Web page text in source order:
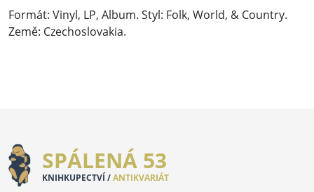
Formát: Vinyl, LP, Album. Styl: Folk, World, & Country.
Země: Czechoslovakia.
SPÁLENÁ 53
KNIHKUPECTVÍ /ANTIKVARIÁT